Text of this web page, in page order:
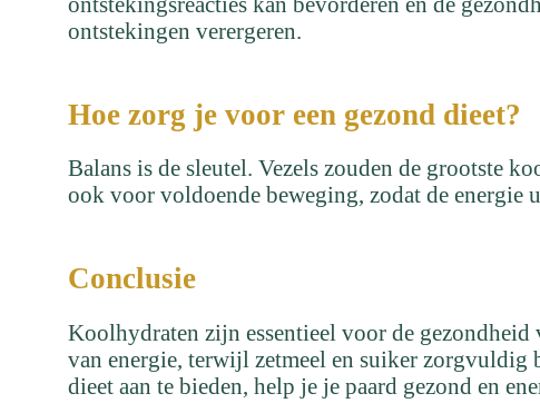
ontstekingen verergeren.
Hoe zorg je voor een gezond dieet?
Balans is de sleutel. Vezels zouden de grootste
ook voor voldoende beweging, zodat de
Conclusie
Koolhydraten zijn essentieel voor de gezondheid
van energie, terwijl zetmeel en suiker zorgvuldig
dieet aan te bieden, help je je paard gezond en